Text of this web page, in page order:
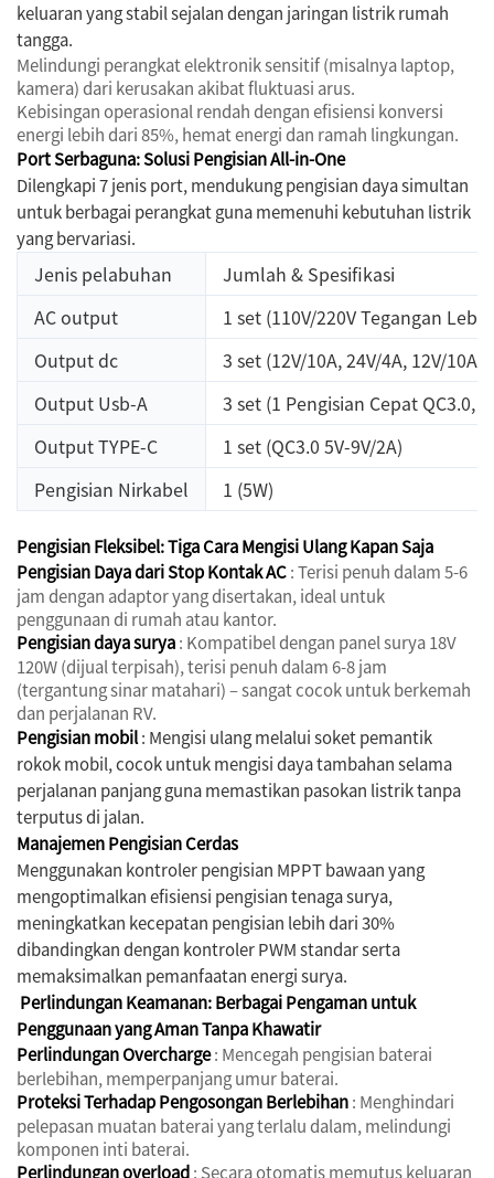
keluaran yang stabil sejalan dengan jaringan listrik rumah
tangga.
Melindungi perangkat elektronik sensitif (misalnya laptop,
kamera) dari kerusakan akibat fluktuasi arus.
Kebisingan operasional rendah dengan efisiensi konversi
energi lebih dari 85%, hemat energi dan ramah lingkungan.
Port Serbaguna: Solusi Pengisian All-in-One
Dilengkapi 7 jenis port, mendukung pengisian daya simultan
untuk berbagai perangkat guna memenuhi kebutuhan listrik
yang bervariasi.
Jenis pelabuhan
Jumlah & Spesifikasi
AC output
1 set (110V/220V Tegangan
Output dc
3 set (12V/10A, 24V/4A, 12V/10A
Output Usb-A
3 set (1 Pengisian Cepat QC3.0,
Output TYPE-C
1 set (QC3.0 5V-9V/2A)
Pengisian Nirkabel
1 (5W)
Pengisian Fleksibel: Tiga Cara Mengisi Ulang Kapan Saja
Pengisian Daya dari Stop Kontak AC: Terisi penuh dalam 5-6
jam dengan adaptor yang disertakan, ideal untuk
penggunaan di rumah atau kantor.
Pengisian daya surya: Kompatibel dengan panel surya 18V
120W (dijual terpisah), terisi penuh dalam 6-8 jam
(tergantung sinar matahari) – sangat cocok untuk berkemah
dan perjalanan RV.
Pengisian mobil: Mengisi ulang melalui soket pemantik
rokok mobil, cocok untuk mengisi daya tambahan selama
perjalanan panjang guna memastikan pasokan listrik tanpa
terputus di jalan.
Manajemen Pengisian Cerdas
Menggunakan kontroler pengisian MPPT bawaan yang
mengoptimalkan efisiensi pengisian tenaga surya,
meningkatkan kecepatan pengisian lebih dari 30%
dibandingkan dengan kontroler PWM standar serta
memaksimalkan pemanfaatan energi surya.
️ Perlindungan Keamanan: Berbagai Pengaman untuk
Penggunaan yang Aman Tanpa Khawatir
Perlindungan Overcharge: Mencegah pengisian baterai
berlebihan, memperpanjang umur baterai.
Proteksi Terhadap Pengosongan Berlebihan: Menghindari
pelepasan muatan baterai yang terlalu dalam, melindungi
komponen inti baterai.
Perlindungan overload: Secara otomatis memutus keluaran